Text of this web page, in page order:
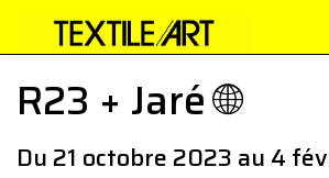
R23 + Jaré 🌐
Du 21 octobre 2023 au 4